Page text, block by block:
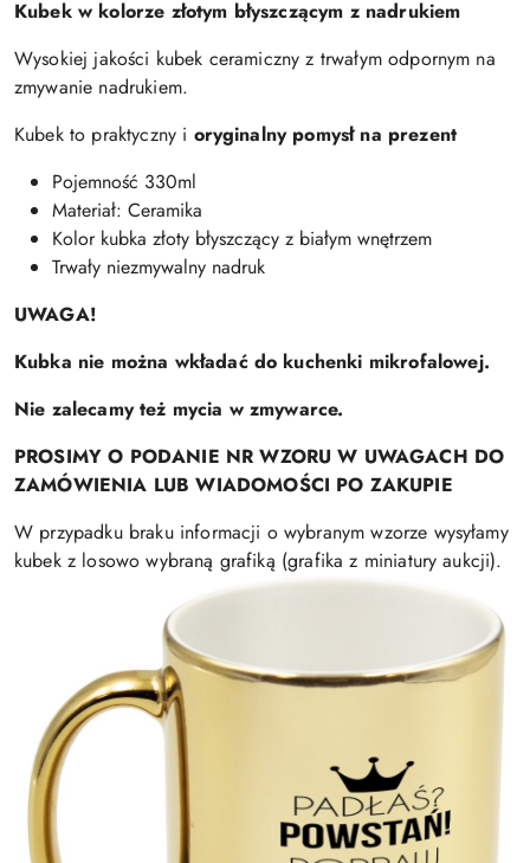
Kubek w kolorze złotym błyszczącym z nadrukiem
Wysokiej jakości kubek ceramiczny z trwałym odpornym na
zmywanie nadrukiem.
Kubek to praktyczny i oryginalny pomysł na prezent
Pojemność 330ml
Materiał: Ceramika
Kolor kubka złoty błyszczący z białym wnętrzem
Trwały niezmywalny nadruk
UWAGA!
Kubka nie można wkładać do kuchenki mikrofalowej.
Nie zalecamy też mycia w zmywarce.
PROSIMY O PODANIE NR WZORU W UWAGACH DO
ZAMÓWIENIA LUB WIADOMOŚCI PO ZAKUPIE
W przypadku braku informacji o wybranym wzorze wysyłamy
kubek z losowo wybraną grafiką (grafika z miniatury aukcji).